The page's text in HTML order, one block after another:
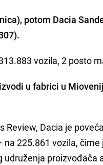
potom Dacia
vozila, 2 posto
u fabrici u
Dacia je
225.861 vozila,
udruženja proizvođača